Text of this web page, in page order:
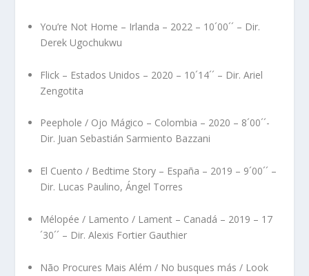
You’re Not Home – Irlanda – 2022 – 10´00´´ – Dir.
Derek Ugochukwu
Flick – Estados Unidos – 2020 – 10´14´´ – Dir. Ariel
Zengotita
Peephole / Ojo Mágico – Colombia – 2020 – 8´00´´-
Dir. Juan Sebastián Sarmiento Bazzani
El Cuento / Bedtime Story – España – 2019 – 9´00´´ –
Dir. Lucas Paulino, Ángel Torres
Mélopée / Lamento / Lament – Canadá – 2019 – 17
´30´´ – Dir. Alexis Fortier Gauthier
Não Procures Mais Além / No busques más / Look